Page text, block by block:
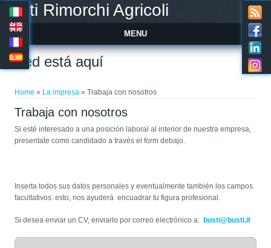
Busti Rimorchi Agricoli
MENU
Usted está aquí
Home » La impresa » Trabaja con nosotros
Trabaja con nosotros
Si esté interesado a una posición laboral al interior de nuestra empresa,
presentate como candidado a través el form debajo.
Inserta todos sus datos personales y eventualmente también los campos
facultativos: esto, nos ayuderá encuadrar tu figura profesional.
Si desea enviar un CV, enviarlo por correo electrónico a: busti@busti.it